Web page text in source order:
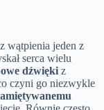
wątpienia jeden z
serca wielu
dźwięki z
czyni go niezwykle